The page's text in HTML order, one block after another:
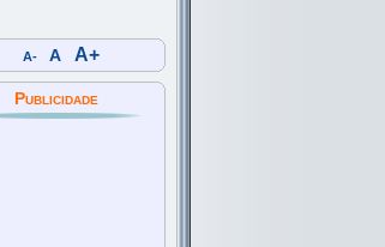
A- A A+
Publicidade